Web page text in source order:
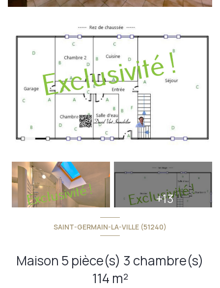
+13
SAINT-GERMAIN-LA-VILLE (51240)
Maison 5 pièce(s) 3 chambre(s)
114 m²